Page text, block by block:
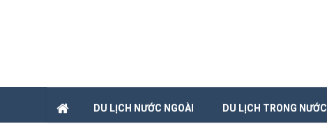
DU LỊCH NƯỚC NGOÀI DU LỊCH TRONG NƯỚC